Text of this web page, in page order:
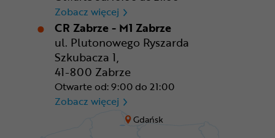
Gdańsk
Zobacz więcej CR Wrocław - CH Aleja
CR Zabrze - M1 Zabrze
ul. Plutonowego Ryszarda
Szkubacza 1,
41-800 Zabrze
Otwarte od: 9:00 do 21:00
Zobacz więcej CR Zabrze - M1 Zabrze